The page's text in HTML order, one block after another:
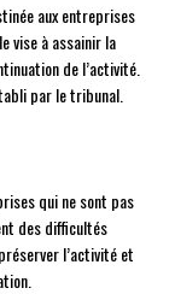
aux entreprises
vise à assainir la
de l’activité.
par le tribunal.
qui ne sont pas
des difficultés
l’activité et